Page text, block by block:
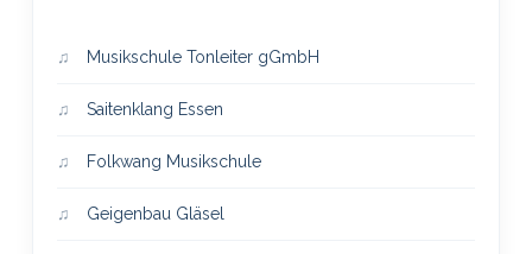
Musikschule Tonleiter gGmbH
Saitenklang Essen
Folkwang Musikschule
Geigenbau Gläsel